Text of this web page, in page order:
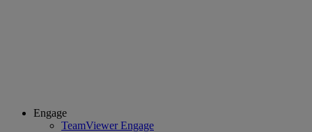
Engage
TeamViewer Engage